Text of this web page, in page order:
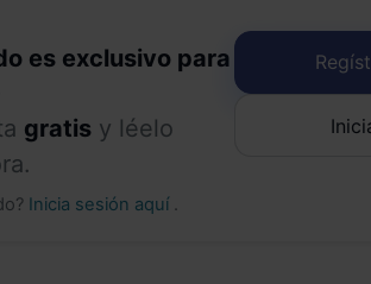
es exclusivo para
gratis y léelo
Inicia sesión aquí .